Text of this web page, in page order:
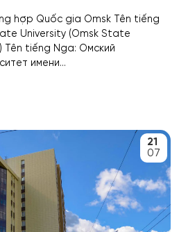
Vật liệu
nông nghiệp
tin – phân tích
không - vũ trụ
hợp Quốc gia Omsk Tên tiếng
University (Omsk State
Tên tiếng Nga: Омский
имени...
21
07